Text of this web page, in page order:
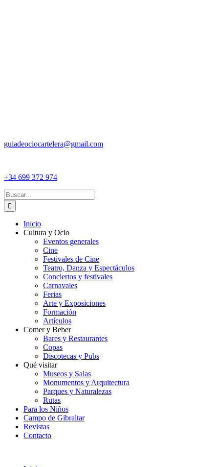
guiadeociocartelera@gmail.com
+34 699 372 974
Buscar:
Inicio
Cultura y Ocio
Eventos generales
Cine
Festivales de Cine
Teatro, Danza y Espectáculos
Conciertos y festivales
Carnavales
Ferias
Arte y Exposiciones
Formación
Artículos
Comer y Beber
Bares y Restaurantes
Copas
Discotecas y Pubs
Qué visitar
Museos y Salas
Monumentos y Arquitectura
Parques y Naturalezas
Rutas
Para los Niños
Campo de Gibraltar
Revistas
Contacto